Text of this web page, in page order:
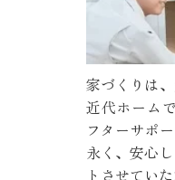
家づくりは
近代ホーム
フターサポ
永く、安心
トさせてい